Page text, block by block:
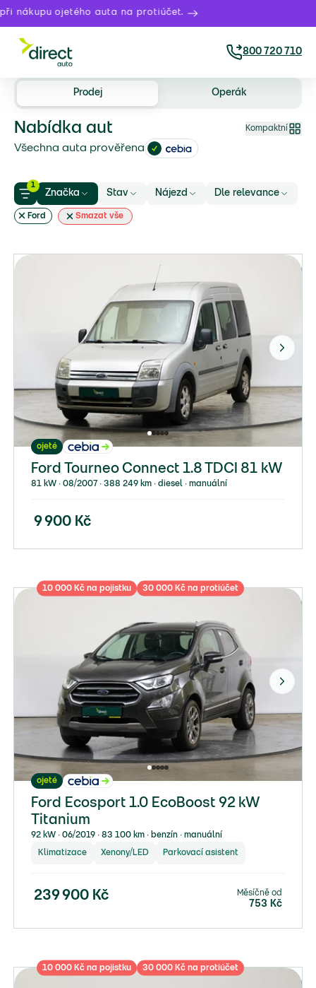
ojetého auta na protiúčet.
800 720 710
Prodej Operák
Nabídka aut Kompaktní
Všechna auta prověřena
1
Značka Stav Nájezd Dle relevance
Ford Smazat vše
ojeté
Ford Tourneo Connect 1.8 TDCI 81 kW
81 kW ∙ 08/2007 ∙ 388 249 km ∙ diesel ∙ manuální
9 900 Kč
10 000 Kč na pojistku 30 000 Kč na protiúčet
ojeté
Ford Ecosport 1.0 EcoBoost 92 kW
Titanium
92 kW ∙ 06/2019 ∙ 83 100 km ∙ benzín ∙ manuální
Klimatizace Xenony/LED Parkovací asistent
239 900 Kč Měsíčně od
753 Kč
10 000 Kč na pojistku 30 000 Kč na protiúčet